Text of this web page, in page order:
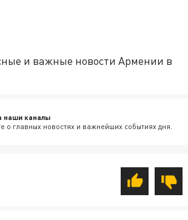
и важные новости Армении в
наши каналы
о главных новостях и важнейших событиях дня.